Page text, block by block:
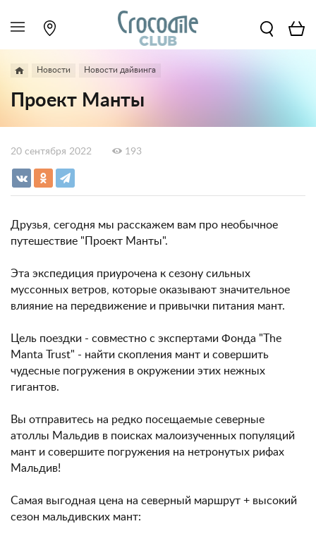
Новости Новости дайвинга
Проект Манты
20 сентября 2022 193
Друзья, сегодня мы расскажем вам про необычное
путешествие "Проект Манты".
Эта экспедиция приурочена к сезону сильных
муссонных ветров, которые оказывают значительное
влияние на передвижение и привычки питания мант.
Цель поездки - совместно с экспертами Фонда "The
Manta Trust" - найти скопления мант и совершить
чудесные погружения в окружении этих нежных
гигантов.
Вы отправитесь на редко посещаемые северные
атоллы Мальдив в поисках малоизученных популяций
мант и совершите погружения на нетронутых рифах
Мальдив!
Самая выгодная цена на северный маршрут + высокий
сезон мальдивских мант: